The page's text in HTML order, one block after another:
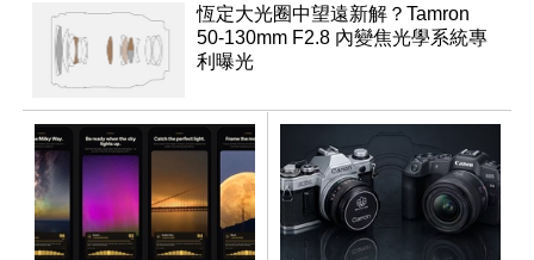
恆定大光圈中望遠新解？Tamron
50-130mm F2.8 內變焦光學系統專
利曝光